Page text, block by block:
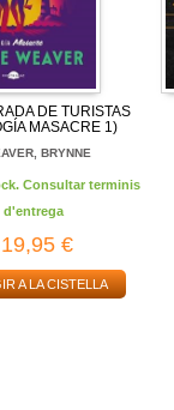
DE TURISTAS
MASACRE 1)
BRYNNE
Consultar terminis
d'entrega
19,95 €
A LA CISTELLA